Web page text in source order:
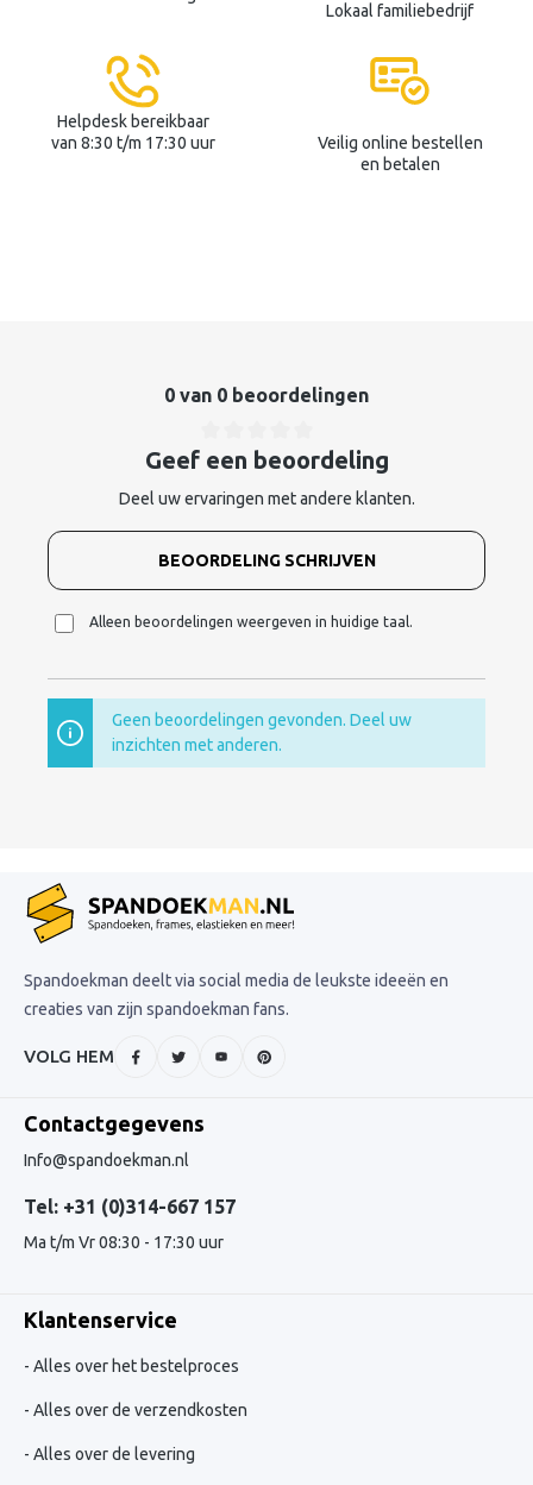
Lokaal familiebedrijf
Helpdesk bereikbaar
van 8:30 t/m 17:30 uur
Veilig online bestellen
en betalen
0 van 0 beoordelingen
Geef een beoordeling
Deel uw ervaringen met andere klanten.
BEOORDELING SCHRIJVEN
Alleen beoordelingen weergeven in huidige taal.
Geen beoordelingen gevonden. Deel uw
inzichten met anderen.
Spandoekman deelt via social media de leukste ideeën en
creaties van zijn spandoekman fans.
VOLG HEM
Contactgegevens
Info@spandoekman.nl
Tel: +31 (0)314-667 157
Ma t/m Vr 08:30 - 17:30 uur
Klantenservice
Alles over het bestelproces
Alles over de verzendkosten
Alles over de levering